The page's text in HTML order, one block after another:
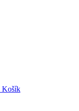
Košík